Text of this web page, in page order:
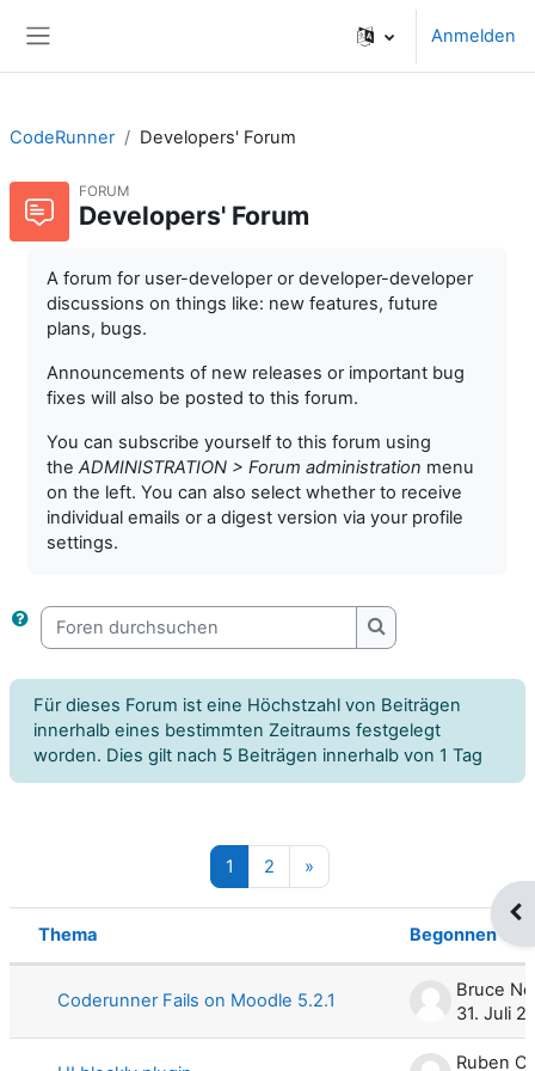
Anmelden
CodeRunner Developers' Forum
FORUM
Developers' Forum
A forum for user-developer or developer-developer
discussions on things like: new features, future
plans, bugs.
Announcements of new releases or important bug
fixes will also be posted to this forum.
You can subscribe yourself to this forum using
the ADMINISTRATION > Forum administration menu
on the left. You can also select whether to receive
individual emails or a digest version via your profile
settings.
Foren durchsuchen
Foren
Für dieses Forum ist eine Höchstzahl von Beiträgen
innerhalb eines bestimmten Zeitraums festgelegt
worden. Dies gilt nach 5 Beiträgen innerhalb von 1 Tag
1 Seite 1
2Seite 2
»Nächste Seite
Liste der Themen - 100 von 185
Status
Thema Begonnen von
Coderunner Fails on Moodle 5.2.1
Bruce
31. Juli
Ruben